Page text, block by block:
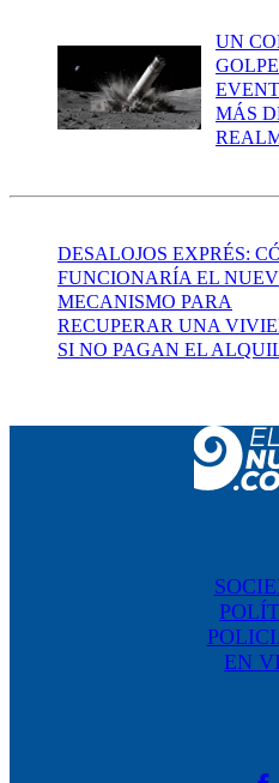
UN
MÁS
DESALOJOS EXPRÉS:
FUNCIONARÍA EL
MECANISMO PARA
RECUPERAR UNA
SI NO PAGAN EL
EN